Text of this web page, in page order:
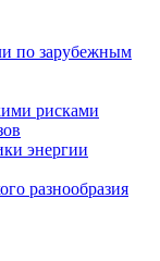
по зарубежным
рисками
энергии
разнообразия